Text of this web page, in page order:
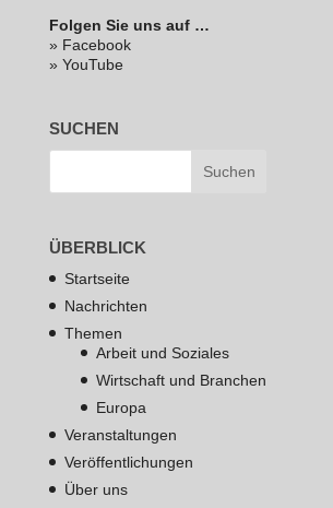
Folgen Sie uns auf …
» Facebook
» YouTube
SUCHEN
ÜBERBLICK
Startseite
Nachrichten
Themen
Arbeit und Soziales
Wirtschaft und Branchen
Europa
Veranstaltungen
Veröffentlichungen
Über uns